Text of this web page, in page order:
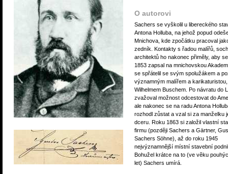
O autorovi
Sachers se vyškolil u libereckého
Antona Holluba, na jehož popud
Mnichova, kde zpočátku pracoval
zedník. Kontakty s řadou malířů,
architektů ho nakonec přiměly, aby
1853 zapsal na mnichovskou
se spřátelil se svým spolužákem a
významným malířem a karikaturistou,
Wilhelmem Buschem. Po návratu do
zvažoval možnost odcestovat do
ale nakonec se na radu Antona
rozhodl zůstat a vzal si za manželku
dceru. Roku 1863 si založil vlastní
firmu (později Sachers a Gärtner,
Sachers Söhne), až do roku 1945
nejvýznamnější místní stavební
Bohužel krátce na to (ve věku
let) Sachers umírá.